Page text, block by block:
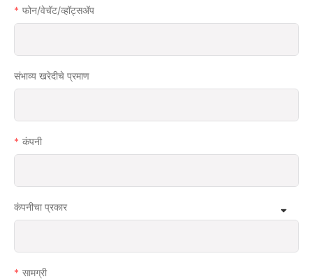
फोन/वेचॅट/व्हॉट्सअ‍ॅप
संभाव्य खरेदीचे प्रमाण
कंपनी
कंपनीचा प्रकार
सामग्री